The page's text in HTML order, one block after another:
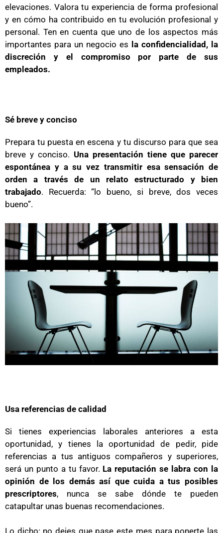
elevaciones. Valora tu experiencia de forma profesional
y en cómo ha contribuido en tu evolución profesional y
personal. Ten en cuenta que uno de los aspectos más
importantes para un negocio es la confidencialidad, la
discreción y el compromiso por parte de sus
empleados.
Sé breve y conciso
Prepara tu puesta en escena y tu discurso para que sea
breve y conciso. Una presentación tiene que parecer
espontánea y a su vez transmitir esa sensación de
orden a través de un relato estructurado y bien
trabajado. Recuerda: “lo bueno, si breve, dos veces
bueno”.
Usa referencias de calidad
Si tienes experiencias laborales anteriores a esta
oportunidad, y tienes la oportunidad de pedir, pide
referencias a tus antiguos compañeros y superiores,
será un punto a tu favor. La reputación se labra con la
opinión de los demás así que cuida a tus posibles
prescriptores, nunca se sabe dónde te pueden
catapultar unas buenas recomendaciones.